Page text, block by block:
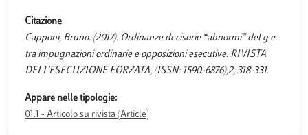
Citazione
Capponi, Bruno. (2017). Ordinanze decisorie “abnormi” del g.e.
tra impugnazioni ordinarie e opposizioni esecutive. RIVISTA
DELL'ESECUZIONE FORZATA, (ISSN: 1590-6876),2, 318-331.
Appare nelle tipologie:
01.1 - Articolo su rivista (Article)